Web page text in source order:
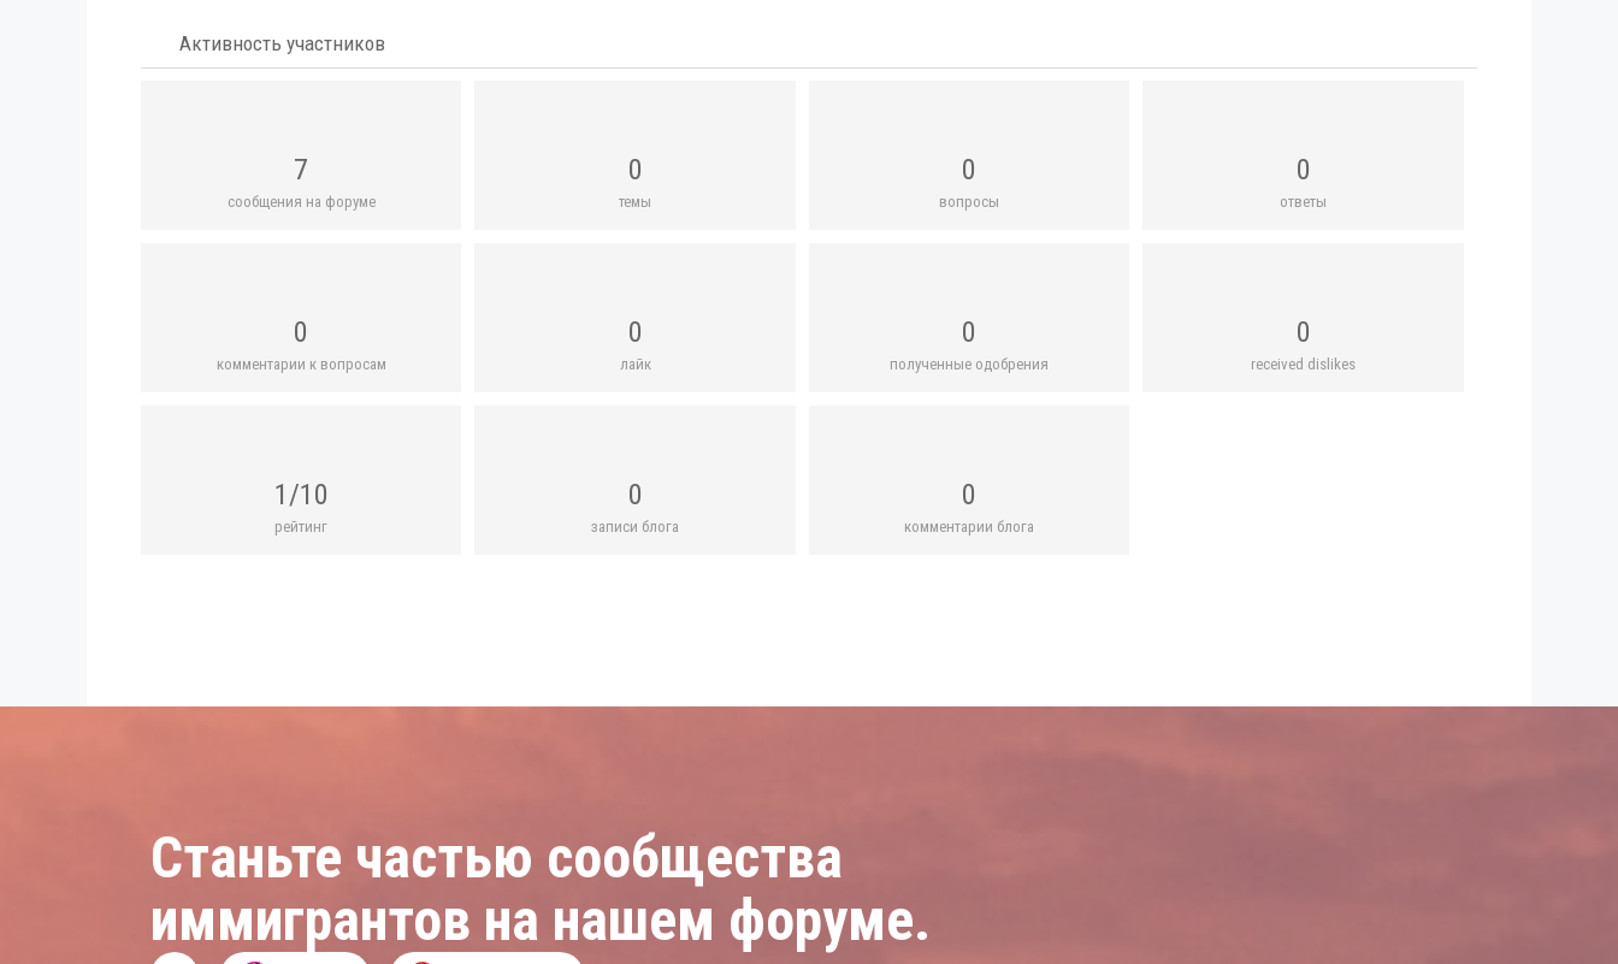
Активность участников
7
сообщения на форуме
0
темы
0
вопросы
0
ответы
0
комментарии к вопросам
0
лайк
0
полученные одобрения
0
received dislikes
1/10
рейтинг
0
записи блога
0
комментарии блога
Станьте частью сообщества
иммигрантов на нашем форуме.